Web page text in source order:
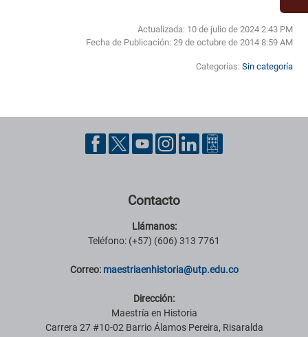
Actualizada: 10 de julio de 2024 2:43 PM
Fecha de Publicación: 29 de octubre de 2014 8:59 AM
Categorías: Sin categoría
Pie de página con información de contacto, redes sociales y datos
Contacto
Llámanos:
Teléfono: (+57) (606) 313 7761
Correo: maestriaenhistoria@utp.edu.co
Dirección:
Maestría en Historia
Carrera 27 #10-02 Barrio Álamos Pereira, Risaralda